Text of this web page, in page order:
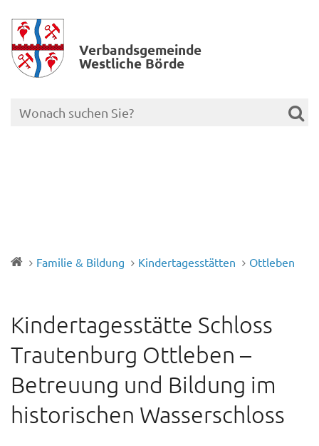
Verbands­gemeinde
Westliche Börde
Familie & Bildung Kindertagesstätten Ottleben
Kindertagesstätte Schloss
Trautenburg Ottleben –
Betreuung und Bildung im
historischen Wasserschloss